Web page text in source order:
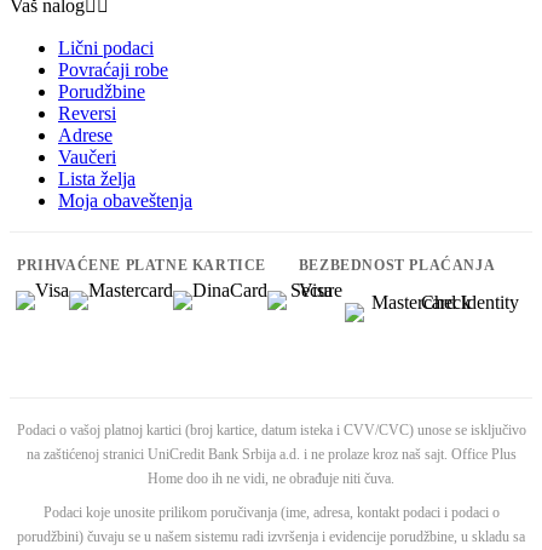
Vaš nalog 
Lični podaci
Povraćaji robe
Porudžbine
Reversi
Adrese
Vaučeri
Lista želja
Moja obaveštenja
PRIHVAĆENE PLATNE KARTICE BEZBEDNOST PLAĆANJA
Podaci o vašoj platnoj kartici (broj kartice, datum isteka i CVV/CVC) unose se isključivo
na zaštićenoj stranici UniCredit Bank Srbija a.d. i ne prolaze kroz naš sajt. Office Plus
Home doo ih ne vidi, ne obrađuje niti čuva.
Podaci koje unosite prilikom poručivanja (ime, adresa, kontakt podaci i podaci o
porudžbini) čuvaju se u našem sistemu radi izvršenja i evidencije porudžbine, u skladu sa